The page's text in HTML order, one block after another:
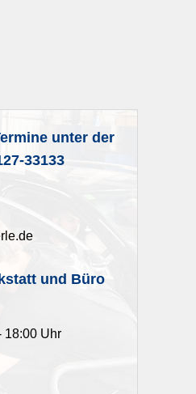
unter der
33133
und Büro
18:00 Uhr